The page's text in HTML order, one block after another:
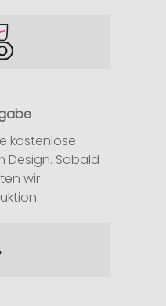
kostenlose
Design. Sobald
wir